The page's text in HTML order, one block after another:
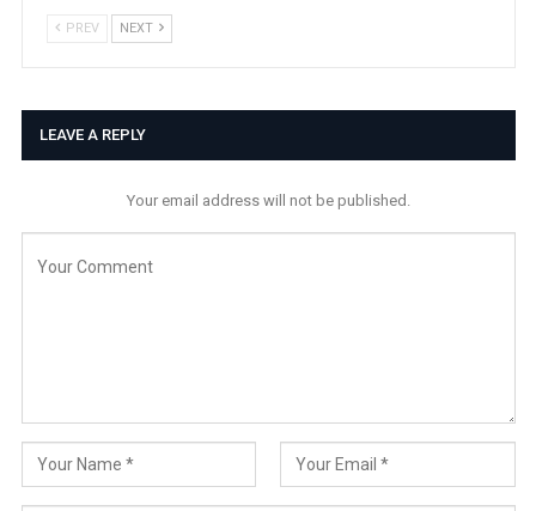
PREV NEXT
LEAVE A REPLY
Your email address will not be published.